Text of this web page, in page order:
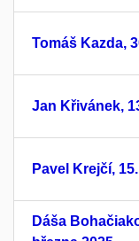
Tomáš Kazda,
Jan Křivánek,
Pavel Krejčí,
Dáša